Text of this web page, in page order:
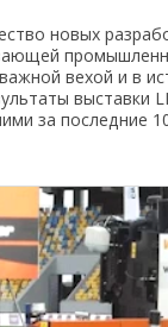
новых
вехой и в
выставки
за последние